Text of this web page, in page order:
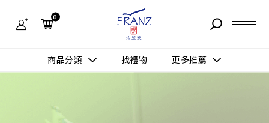
站-
0
商品分類 找禮物 更多推薦
所有作品
故事 STORY
商品 PRODUCT